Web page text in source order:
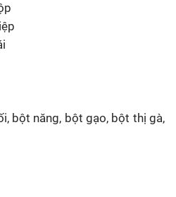
bột năng, bột gạo, bột thị gà,